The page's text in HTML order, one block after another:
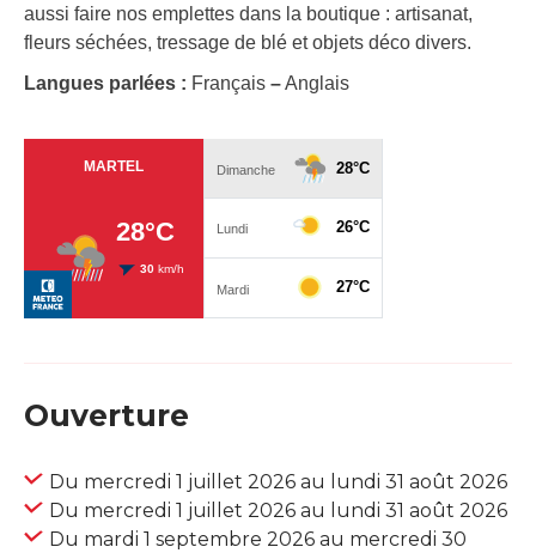
aussi faire nos emplettes dans la boutique : artisanat,
fleurs séchées, tressage de blé et objets déco divers.
Langues parlées : Français –Anglais
Ouverture
Du mercredi 1 juillet 2026 au lundi 31 août 2026
Du mercredi 1 juillet 2026 au lundi 31 août 2026
Du mardi 1 septembre 2026 au mercredi 30